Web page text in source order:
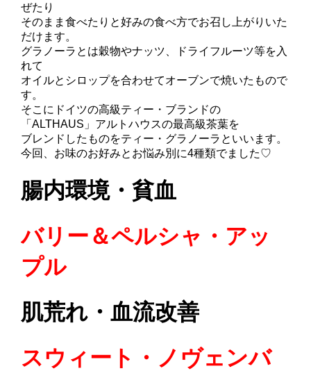
ぜたり
そのまま食べたりと好みの食べ方でお召し上がりいた
だけます。
グラノーラとは穀物やナッツ、ドライフルーツ等を入
れて
オイルとシロップを合わせてオーブンで焼いたもので
す。
そこにドイツの高級ティー・ブランドの
「ALTHAUS」アルトハウスの最高級茶葉を
ブレンドしたものをティー・グラノーラといいます。
今回、お味のお好みとお悩み別に4種類でました♡
腸内環境・貧血
バリー＆ペルシャ・アッ
プル
肌荒れ・血流改善
スウィート・ノヴェンバ